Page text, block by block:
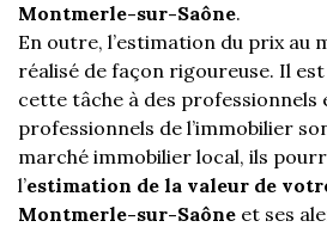
Montmerle-sur-Saône.
En outre, l’estimation du prix
réalisé de façon rigoureuse. Il
cette tâche à des professionnels
professionnels de l’immobilier
marché immobilier local, ils
l’estimation de la valeur de
Montmerle-sur-Saône et ses